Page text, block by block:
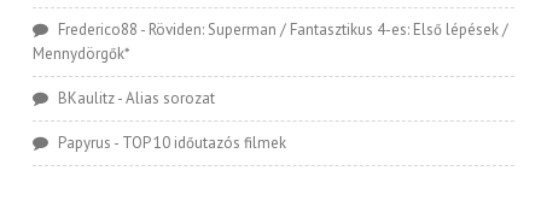
Frederico88 - Röviden: Superman / Fantasztikus 4-es: Első lépések /
Mennydörgők*
BKaulitz-Alias sorozat
Papyrus - TOP 10 időutazós filmek